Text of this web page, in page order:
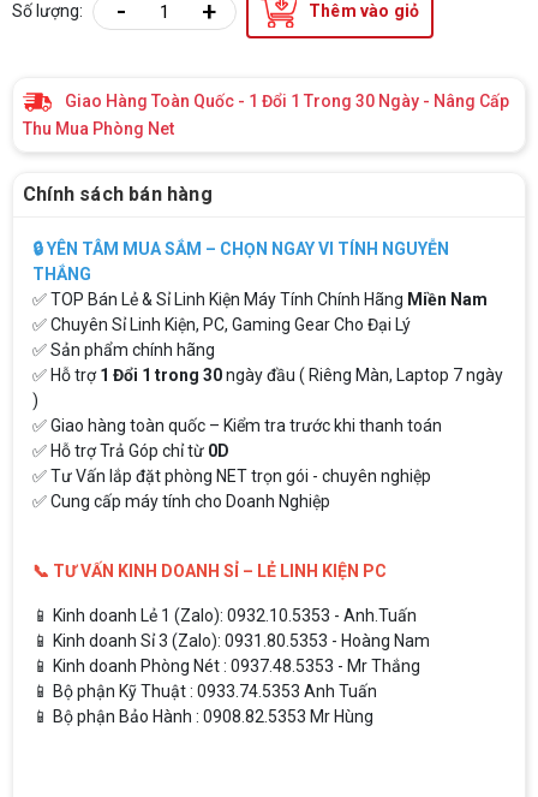
Số lượng: - + Thêm vào giỏ
Giao Hàng Toàn Quốc - 1 Đổi 1 Trong 30 Ngày - Nâng Cấp
Thu Mua Phòng Net
Chính sách bán hàng
🔒 YÊN TÂM MUA SẮM – CHỌN NGAY VI TÍNH NGUYỄN
THẮNG
✅ TOP Bán Lẻ & Sỉ Linh Kiện Máy Tính Chính Hãng Miền Nam
✅ Chuyên Sỉ Linh Kiện, PC, Gaming Gear Cho Đại Lý
✅ Sản phẩm chính hãng
✅ Hỗ trợ1 Đổi 1 trong 30ngày đầu ( Riêng Màn, Laptop 7 ngày
)
✅ Giao hàng toàn quốc – Kiểm tra trước khi thanh toán
✅ Hỗ trợ Trả Góp chỉ từ 0D
✅ Tư Vấn lắp đặt phòng NET trọn gói - chuyên nghiệp
✅ Cung cấp máy tính cho Doanh Nghiệp
📞 TƯ VẤN KINH DOANH SỈ – LẺ LINH KIỆN PC
📱 Kinh doanh Lẻ 1 (Zalo): 0932.10.5353 - Anh.Tuấn
📱 Kinh doanh Sỉ 3 (Zalo): 0931.80.5353 - Hoàng Nam
📱 Kinh doanh Phòng Nét : 0937.48.5353 - Mr Thắng
📱 Bộ phận Kỹ Thuật : 0933.74.5353 Anh Tuấn
📱 Bộ phận Bảo Hành : 0908.82.5353 Mr Hùng